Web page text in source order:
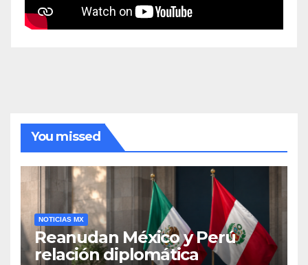
You missed
NOTICIAS MX
Reanudan México y Perú
relación diplomática